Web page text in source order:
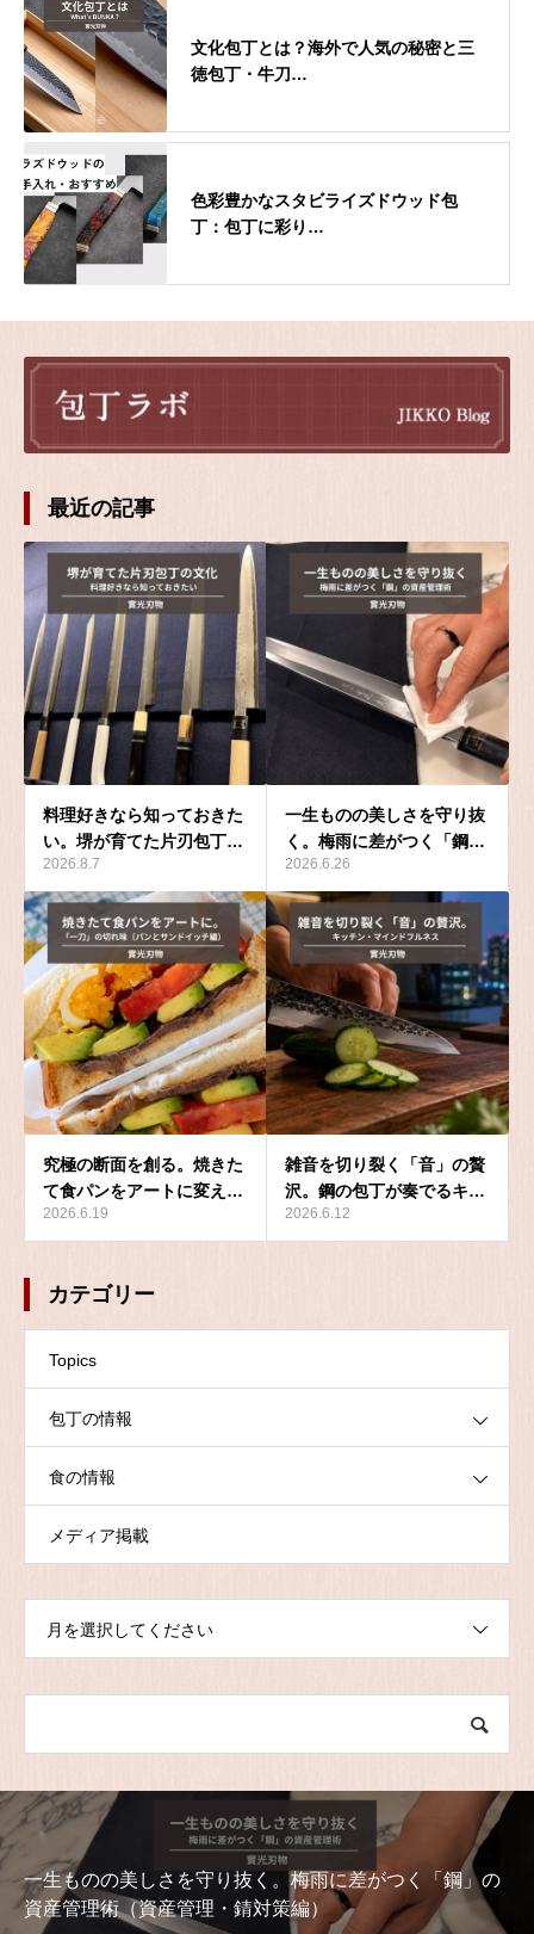
文化包丁とは？海外で人気の秘密と三
徳包丁・牛刀…
色彩豊かなスタビライズドウッド包
丁：包丁に彩り…
最近の記事
料理好きなら知っておきた
い。堺が育てた片刃包丁…
2026.8.7
一生ものの美しさを守り抜
く。梅雨に差がつく「鋼…
2026.6.26
究極の断面を創る。焼きた
て食パンをアートに変え…
2026.6.19
雑音を切り裂く「音」の贅
沢。鋼の包丁が奏でるキ…
2026.6.12
カテゴリー
Topics
包丁の情報
食の情報
メディア掲載
月を選択してください
鋼」の
究極の断面を創る。焼きたて食パンをアートに
「一刀」の切れ味（パンとサンドイッチ編）